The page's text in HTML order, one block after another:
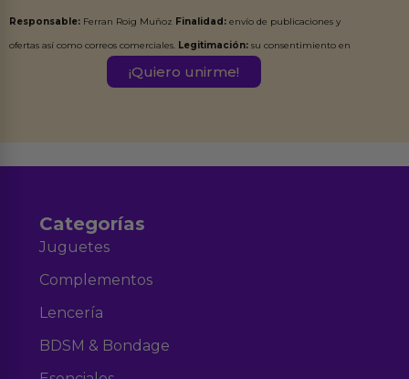
Responsable: Ferran Roig Muñoz Finalidad: envío de publicaciones y
ofertas así como correos comerciales. Legitimación: su consentimiento en
Destinatarios:Ferran Roig Muñoz. Podrás ejercer tus
Categorías
Juguetes
Complementos
Lencería
BDSM & Bondage